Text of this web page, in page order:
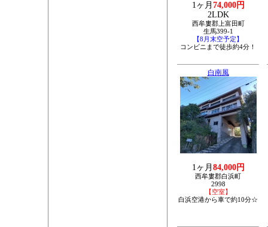
1ヶ月 74,000円
2LDK
西牟婁郡上富田町
生馬399-1
【8月末空予定】
コンビニまで徒歩約4分！
白南風
1ヶ月 84,000円
西牟婁郡白浜町
2998
【空室】
白浜空港から車で約10分☆